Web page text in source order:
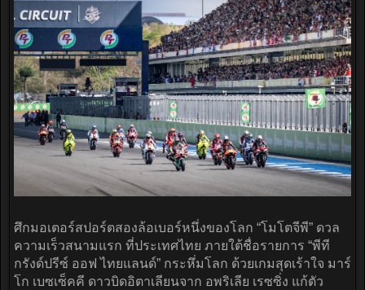
ศึกมอเตอร์สปอร์ตสองล้อเบอร์หนึ่งของโลก “โมโตจีพี” ดวล
ความเร็วสนามแรก ที่ประเทศไทย ภายใต้ชื่อรายการ “พีที
กรังด์ปรีซ์ ออฟ ไทยแลนด์” กระหึ่มโลก ด้วยเกมสุดเร้าใจ มาร์
โก เบซเซ็คคี ดาวบิดอิตาเลียนจาก อพริเลีย เรซซิ่ง แก้ตัว